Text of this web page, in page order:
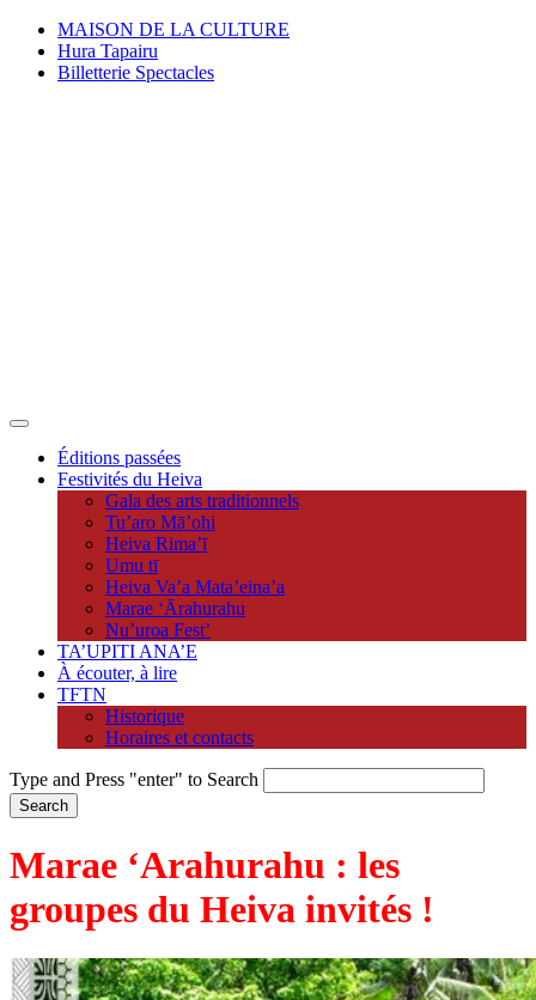
MAISON DE LA CULTURE
Hura Tapairu
Billetterie Spectacles
Éditions passées
Festivités du Heiva
Gala des arts traditionnels
Tu’aro Mā’ohi
Heiva Rima’ī
Umu tī
Heiva Va’a Mata’eina’a
Marae ‘Ārahurahu
Nu’uroa Fest’
TA’UPITI ANA’E
À écouter, à lire
TFTN
Historique
Horaires et contacts
Type and Press "enter" to Search
Marae ‘Arahurahu : les
groupes du Heiva invités !